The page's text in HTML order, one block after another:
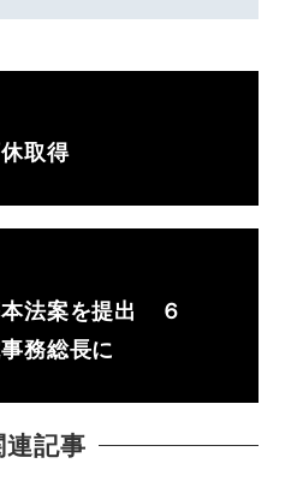
取得
法案を提出 ６
務総長に
連記事